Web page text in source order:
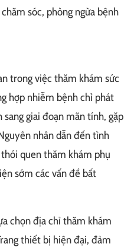
sóc, phòng ngừa bệnh
trong việc thăm khám sức
hợp nhiễm bệnh chỉ phát
giai đoạn mãn tính, gặp
nhân dẫn đến tình
quen thăm khám phụ
sớm các vấn đề bất
chọn địa chỉ thăm khám
thiết bị hiện đại, đảm